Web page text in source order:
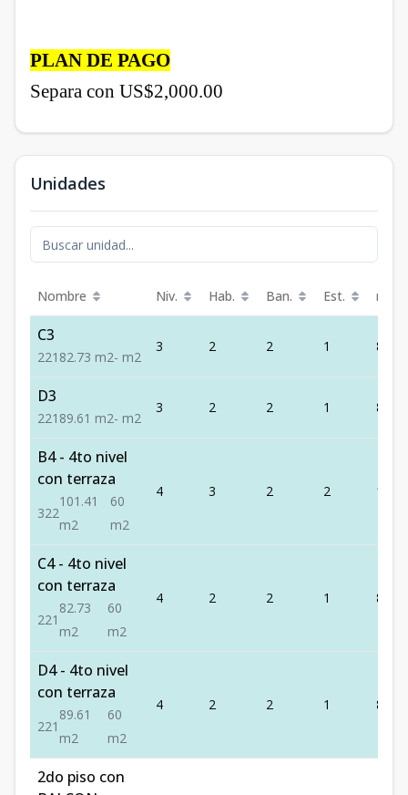
PLAN DE PAGO
Separa con US$2,000.00
Unidades
Nombre Niv. Hab. Ban. Est. m²
C3
221 82.73 m2- m2
3 2 2 1 82.73
D3
221 89.61 m2- m2
3 2 2 1 89.61
B4 - 4to nivel
con terraza
322
101.41
m2
60
m2
4 3 2 2
C4 - 4to nivel
con terraza
221
82.73
m2
60
m2
4 2 2 1 82.73
D4 - 4to nivel
con terraza
221
89.61
m2
60
m2
4 2 2 1 89.61
2do piso con